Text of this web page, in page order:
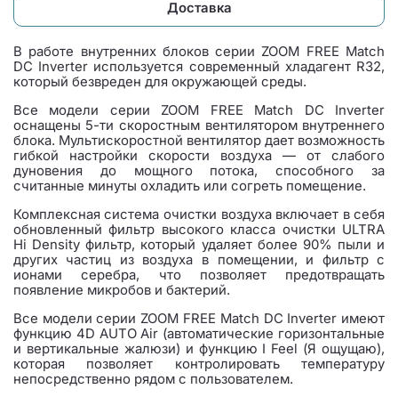
Доставка
В работе внутренних блоков серии ZOOM FREE Match
DC Inverter используется современный хладагент R32,
который безвреден для окружающей среды.
Все модели серии ZOOM FREE Match DC Inverter
оснащены 5-ти скоростным вентилятором внутреннего
блока. Мультискоростной вентилятор дает возможность
гибкой настройки скорости воздуха — от слабого
дуновения до мощного потока, способного за
считанные минуты охладить или согреть помещение.
Комплексная система очистки воздуха включает в себя
обновленный фильтр высокого класса очистки ULTRA
Hi Density фильтр, который удаляет более 90% пыли и
других частиц из воздуха в помещении, и фильтр с
ионами серебра, что позволяет предотвращать
появление микробов и бактерий.
Все модели серии ZOOM FREE Match DC Inverter имеют
функцию 4D AUTO Air (автоматические горизонтальные
и вертикальные жалюзи) и функцию I Feel (Я ощущаю),
которая позволяет контролировать температуру
непосредственно рядом с пользователем.